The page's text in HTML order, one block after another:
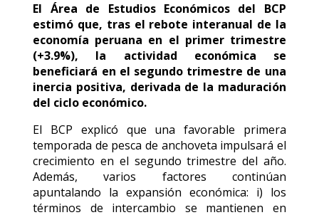
El Área de Estudios Económicos del BCP
estimó que, tras el rebote interanual de la
economía peruana en el primer trimestre
(+3.9%), la actividad económica se
beneficiará en el segundo trimestre de una
inercia positiva, derivada de la maduración
del ciclo económico.
El BCP explicó que una favorable primera
temporada de pesca de anchoveta impulsará el
crecimiento en el segundo trimestre del año.
Además, varios factores continúan
apuntalando la expansión económica: i) los
términos de intercambio se mantienen en